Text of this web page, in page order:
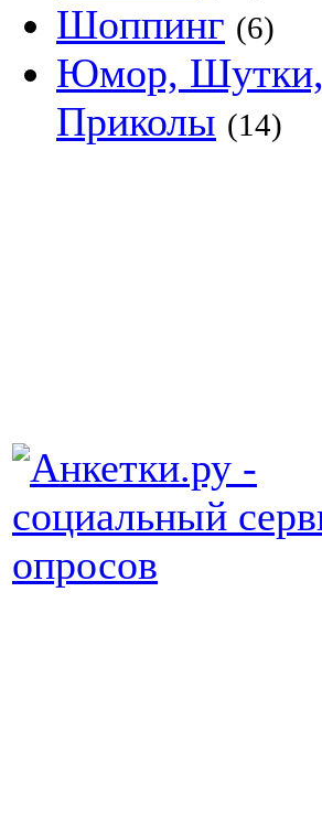
Шоппинг (6)
Юмор, Шутки,
Приколы (14)